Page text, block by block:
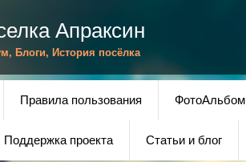
Апраксин
Блоги, История посёлка
Правила пользования ФотоАльбом
Поддержка проекта Статьи и блог